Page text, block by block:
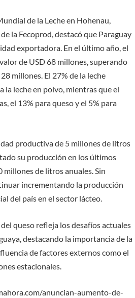
de la Leche en Hohenau,
la Fecoprod, destacó que Paraguay
exportadora. En el último año, el
de USD 68 millones, superando
millones. El 27% de la leche
la leche en polvo, mientras que el
el 13% para queso y el 5% para
productiva de 5 millones de litros
su producción en los últimos
millones de litros anuales. Sin
incrementando la producción
del país en el sector lácteo.
queso refleja los desafíos actuales
destacando la importancia de la
de factores externos como el
estacionales.
anuncian-aumento-de-